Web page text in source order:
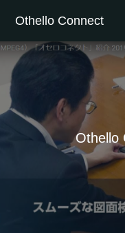
Othello Connect
Othello